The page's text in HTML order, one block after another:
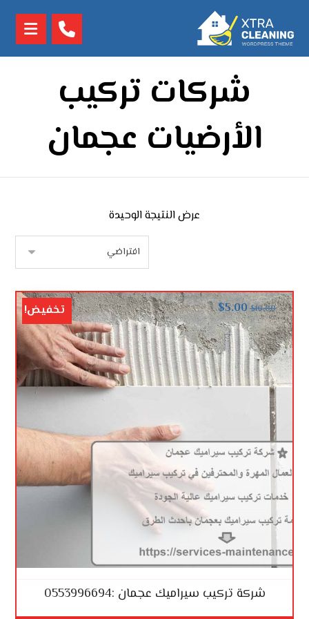
شركات تركيب
الأرضيات عجمان
عرض النتيجة الوحيدة
شركة تركيب سيراميك عجمان :0553996694
$10.00
$5.00 تخفيض!